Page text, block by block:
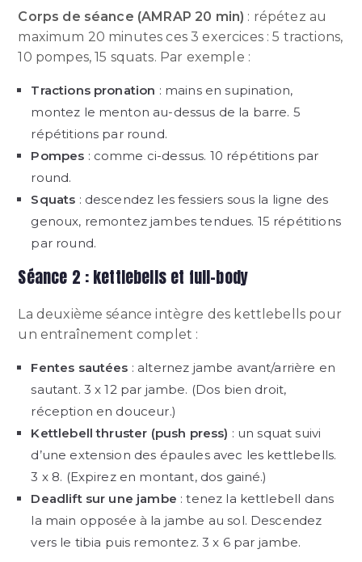
Corps de séance (AMRAP 20 min) : répétez au
maximum 20 minutes ces 3 exercices : 5 tractions,
10 pompes, 15 squats. Par exemple :
Tractions pronation : mains en supination,
montez le menton au-dessus de la barre. 5
répétitions par round.
Pompes : comme ci-dessus. 10 répétitions par
round.
Squats : descendez les fessiers sous la ligne des
genoux, remontez jambes tendues. 15 répétitions
par round.
Séance 2 : kettlebells et full-body
La deuxième séance intègre des kettlebells pour
un entraînement complet :
Fentes sautées : alternez jambe avant/arrière en
sautant. 3 x 12 par jambe. (Dos bien droit,
réception en douceur.)
Kettlebell thruster (push press) : un squat suivi
d’une extension des épaules avec les kettlebells.
3 x 8. (Expirez en montant, dos gainé.)
Deadlift sur une jambe : tenez la kettlebell dans
la main opposée à la jambe au sol. Descendez
vers le tibia puis remontez. 3 x 6 par jambe.